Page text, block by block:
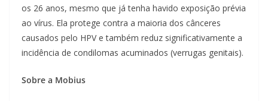
os 26 anos, mesmo que já tenha havido exposição prévia
ao vírus. Ela protege contra a maioria dos cânceres
causados pelo HPV e também reduz significativamente a
incidência de condilomas acuminados (verrugas genitais).
Sobre a Mobius